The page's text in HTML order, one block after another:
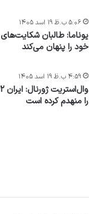
یوناما: طالبان
خود را پنهان می‌کند
۵:۰۶ ب.ظ ۱۹ اسد ۱۴۰۵
را منهدم کرده است
۴:۵۹ ب.ظ ۱۹ اسد ۱۴۰۵